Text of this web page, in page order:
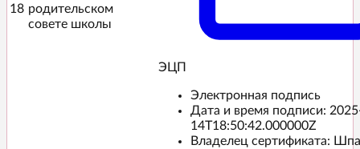
18 родительском
совете школы
ЭЦП️
Электронная подпись
Дата и время подписи:
14T18:50:42.000000Z
Владелец сертификата: